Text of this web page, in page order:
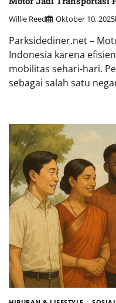
Willie Reed Oktober 10, 2025
Parksidediner.net –
Indonesia karena
mobilitas sehari-hari.
sebagai salah satu